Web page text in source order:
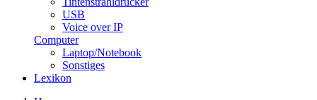
USB
Voice over IP
Computer
Laptop/Notebook
Sonstiges
Lexikon